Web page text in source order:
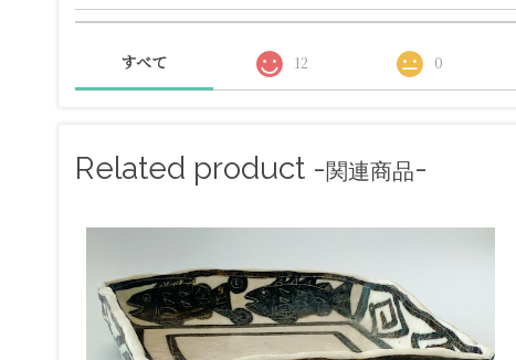
すべて 12 0
Related product -関連商品-